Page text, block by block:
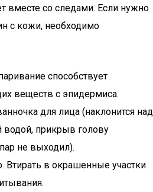
вместе со следами. Если нужно
с кожи, необходимо
способствует
веществ с эпидермиса.
для лица (наклонится над
водой, прикрыв голову
не выходил).
Втирать в окрашенные участки